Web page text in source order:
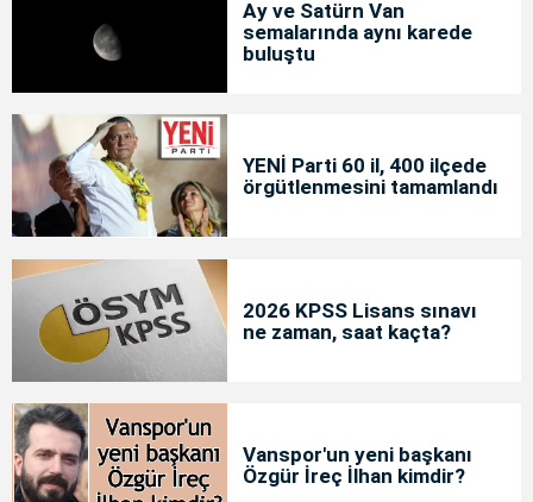
Ay ve Satürn Van
semalarında aynı karede
buluştu
YENİ Parti 60 il, 400 ilçede
örgütlenmesini tamamlandı
2026 KPSS Lisans sınavı
ne zaman, saat kaçta?
Vanspor'un yeni başkanı
Özgür İreç İlhan kimdir?